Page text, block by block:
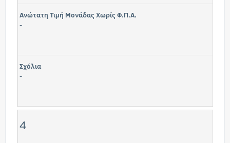
Ανώτατη Τιμή Μονάδας Χωρίς Φ.Π.Α.
-
Σχόλια
-
4